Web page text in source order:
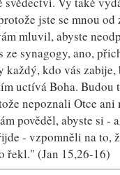
jste se mnou od
mluvil, abyste
ze synagogy, ano,
každý, kdo vás zabije,
uctívá Boha. Budou
nepoznali Otce ani
pověděl, abyste si -
- vzpomněli na to,
řekl." (Jan 15,26-16)